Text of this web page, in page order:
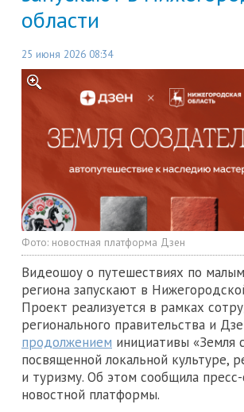
области
25 июня 2026 08:34
Фото: новостная платформа Дзен
Видеошоу о путешествиях по
региона запускают в
Проект реализуется в рамках
регионального правительства и
продолжением инициативы «Земля
посвященной локальной культуре,
и туризму. Об этом сообщила
новостной платформы.